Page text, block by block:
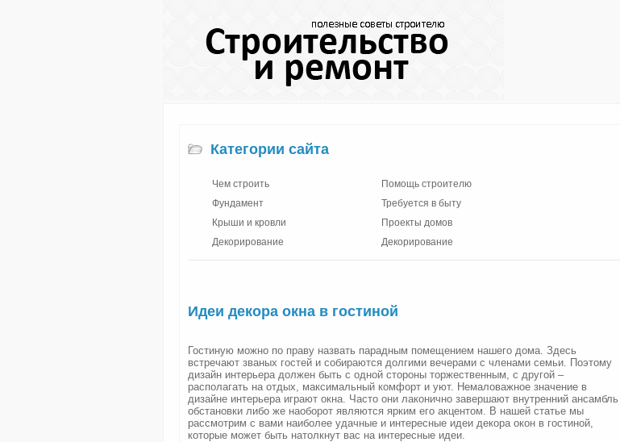
Категории сайта
Чем строить
Фундамент
Крыши и кровли
Декорирование
Помощь строителю
Требуется в быту
Проекты домов
Декорирование
Идеи декора окна в гостиной
Гостиную можно по праву назвать парадным помещением нашего дома. Здесь
встречают званых гостей и собираются долгими вечерами с членами семьи. Поэтому
дизайн интерьера должен быть с одной стороны торжественным, с другой –
располагать на отдых, максимальный комфорт и уют. Немаловажное значение в
дизайне интерьера играют окна. Часто они лаконично завершают внутренний ансамбль
обстановки либо же наоборот являются ярким его акцентом. В нашей статье мы
рассмотрим с вами наиболее удачные и интересные идеи декора окон в гостиной,
которые может быть натолкнут вас на интересные идеи.